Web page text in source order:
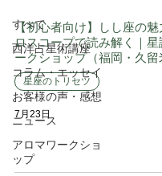
すべて
西洋占星術講座
コラム・エッセイ
お客様の声・感想
ニュース
アロマワークショ
ップ
【初心者向け】しし座の魅
ロスコープで読み解く｜星
ークショップ（福岡・久留
星座のトリセツ
7月23日